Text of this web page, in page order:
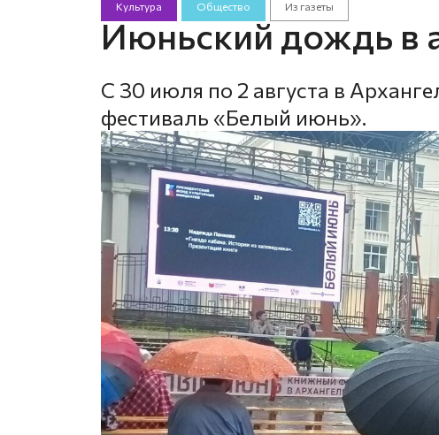
Культура Общество Из газеты
Июньский дождь в
С 30 июля по 2 августа в
фестиваль «Белый июнь».